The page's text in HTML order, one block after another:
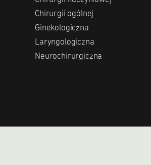
Chirurgii ogólnej
Ginekologiczna
Laryngologiczna
Neurochirurgiczna